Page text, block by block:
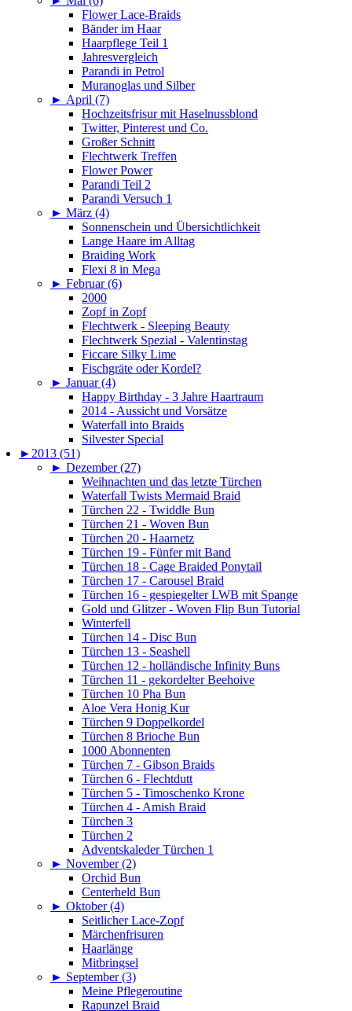
Flower Lace-Braids
Bänder im Haar
Haarpflege Teil 1
Jahresvergleich
Parandi in Petrol
Muranoglas und Silber
► April (7)
Hochzeitsfrisur mit Haselnussblond
Twitter, Pinterest und Co.
Großer Schnitt
Flechtwerk Treffen
Flower Power
Parandi Teil 2
Parandi Versuch 1
► März (4)
Sonnenschein und Übersichtlichkeit
Lange Haare im Alltag
Braiding Work
Flexi 8 in Mega
► Februar (6)
2000
Zopf in Zopf
Flechtwerk - Sleeping Beauty
Flechtwerk Spezial - Valentinstag
Ficcare Silky Lime
Fischgräte oder Kordel?
► Januar (4)
Happy Birthday - 3 Jahre Haartraum
2014 - Aussicht und Vorsätze
Waterfall into Braids
Silvester Special
► 2013 (51)
► Dezember (27)
Weihnachten und das letzte Türchen
Waterfall Twists Mermaid Braid
Türchen 22 - Twiddle Bun
Türchen 21 - Woven Bun
Türchen 20 - Haarnetz
Türchen 19 - Fünfer mit Band
Türchen 18 - Cage Braided Ponytail
Türchen 17 - Carousel Braid
Türchen 16 - gespiegelter LWB mit Spange
Gold und Glitzer - Woven Flip Bun Tutorial
Winterfell
Türchen 14 - Disc Bun
Türchen 13 - Seashell
Türchen 12 - holländische Infinity Buns
Türchen 11 - gekordelter Beehoive
Türchen 10 Pha Bun
Aloe Vera Honig Kur
Türchen 9 Doppelkordel
Türchen 8 Brioche Bun
1000 Abonnenten
Türchen 7 - Gibson Braids
Türchen 6 - Flechtdutt
Türchen 5 - Timoschenko Krone
Türchen 4 - Amish Braid
Türchen 3
Türchen 2
Adventskaleder Türchen 1
► November (2)
Orchid Bun
Centerheld Bun
► Oktober (4)
Seitlicher Lace-Zopf
Märchenfrisuren
Haarlänge
Mitbringsel
► September (3)
Meine Pflegeroutine
Rapunzel Braid